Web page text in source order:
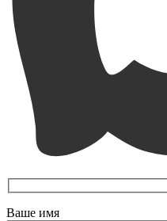
Ваше имя